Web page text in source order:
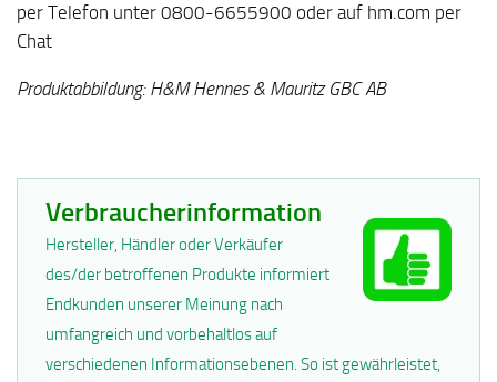
per Telefon unter 0800-6655900 oder auf hm.com per
Chat
Produktabbildung: H&M Hennes & Mauritz GBC AB
Verbraucherinformation
Hersteller, Händler oder Verkäufer
des/der betroffenen Produkte informiert
Endkunden unserer Meinung nach
umfangreich und vorbehaltlos auf
verschiedenen Informationsebenen. So ist gewährleistet,